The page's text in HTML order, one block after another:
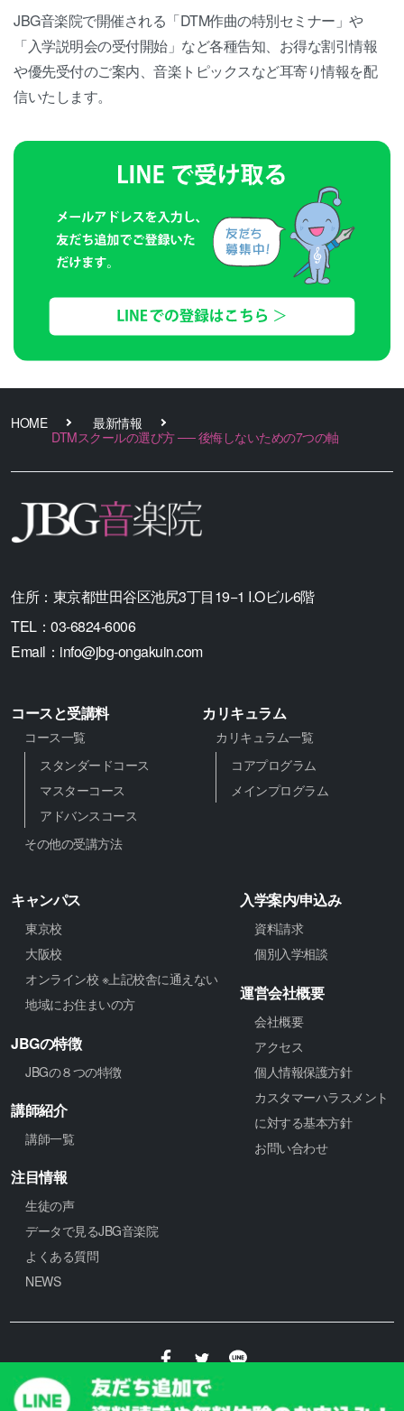
JBG音楽院で開催される「DTM作曲の特別セミナー」や
「入学説明会の受付開始」など各種告知、お得な割引情報
や優先受付のご案内、音楽トピックスなど耳寄り情報を配
信いたします。
HOME
最新情報
DTMスクールの選び方 ── 後悔しないための7つの軸
住所： 東京都世田谷区池尻3丁目19−1 I.Oビル6階
TEL： 03-6824-6006
Email： info@jbg-ongakuin.com
コースと受講料
コース一覧
スタンダードコース
マスターコース
アドバンスコース
その他の受講方法
カリキュラム
カリキュラム一覧
コアプログラム
メインプログラム
キャンパス
東京校
大阪校
オンライン校 ※上記校舎に通えない
地域にお住まいの方
JBGの特徴
JBGの８つの特徴
講師紹介
講師一覧
注目情報
生徒の声
データで見るJBG音楽院
よくある質問
NEWS
入学案内/申込み
資料請求
個別入学相談
運営会社概要
会社概要
アクセス
個人情報保護方針
カスタマーハラスメント
に対する基本方針
お問い合わせ
© 2025 JBG音楽院